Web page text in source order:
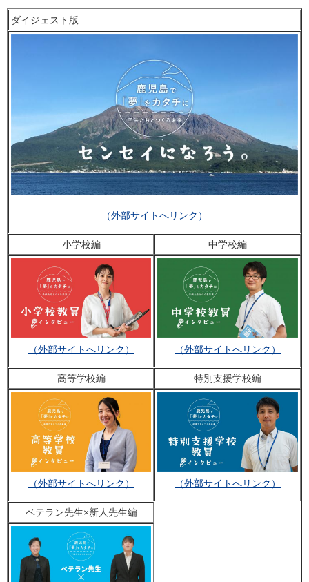
ダイジェスト版
（外部サイトへリンク）
小学校編 中学校編
（外部サイトへリンク） （外部サイトへリンク）
高等学校編 特別支援学校編
（外部サイトへリンク） （外部サイトへリンク）
ベテラン先生×新人先生編